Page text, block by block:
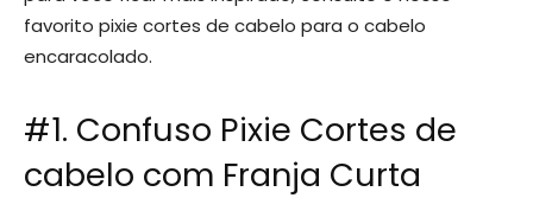
favorito pixie cortes de cabelo para o cabelo
encaracolado.
#1. Confuso Pixie Cortes de
cabelo com Franja Curta